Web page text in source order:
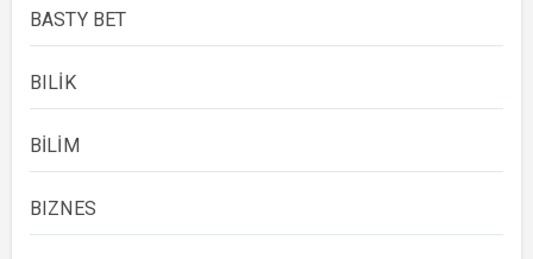
BASTY BET
BILİK
BİLİM
BIZNES